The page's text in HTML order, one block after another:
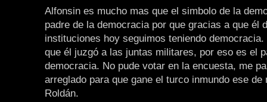
Alfonsin es mucho mas que el simbolo de la
padre de la democracia por que gracias a que él
instituciones hoy seguimos teniendo
que él juzgó a las juntas militares, por eso es el
democracia. No pude votar en la encuesta, me
arreglado para que gane el turco inmundo ese de
Roldán.